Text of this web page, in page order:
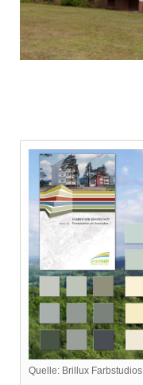
Quelle: Brillux Farbstudios